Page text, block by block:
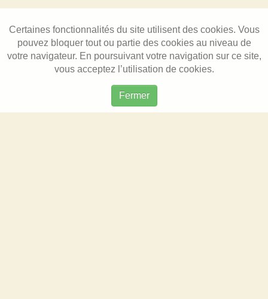
Certaines fonctionnalités du site utilisent des cookies. Vous
pouvez bloquer tout ou partie des cookies au niveau de
votre navigateur. En poursuivant votre navigation sur ce site,
vous acceptez l’utilisation de cookies.
Fermer